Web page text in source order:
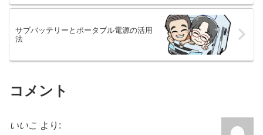
サブバッテリーとポータブル電源の活用
法
コメント
いいこ より: